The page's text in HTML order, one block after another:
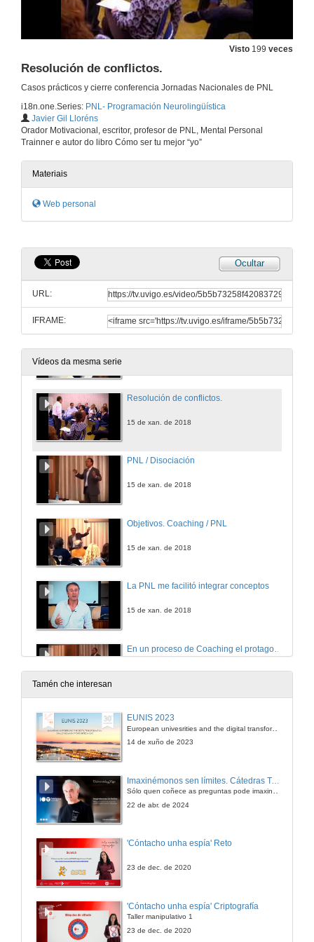
Visto 199 veces
Resolución de conflictos.
Casos prácticos y cierre conferencia Jornadas Nacionales de PNL
i18n.one.Series: PNL- Programación Neurolingüística
Javier Gil Lloréns
Orador Motivacional, escritor, profesor de PNL, Mental Personal
Trainner e autor do libro Cómo ser tu mejor “yo”
Materiais
Web personal
Ocultar
URL:
IFRAME:
Vídeos da mesma serie
PNL / El mapa no es el territorio.
Ventas y PNL
15 de xan. de 2018
PNL. Resolución de conflictos / Posiciones perceptivas.
15 de xan. de 2018
El coach te reta a pensar un poco más allá…
Resolución de conflictos.
15 de xan. de 2018
PNL / Disociación
15 de xan. de 2018
Objetivos. Coaching / PNL
15 de xan. de 2018
La PNL me facilitó integrar conceptos
15 de xan. de 2018
15 de xan. de 2018
PNL / Visual, auditivo y kinestésico
Tamén che interesan
EUNIS 2023
European univesrities and the digital transformation: challenges and opportunities ahead
14 de xuño de 2023
Imaxinémonos sen límites. Cátedras Telefónica
Sólo quen coñece as preguntas pode imaxinar novas respostas
22 de abr. de 2024
'Cóntacho unha espía' Reto
23 de dec. de 2020
'Cóntacho unha espía' Criptografía
Taller manipulativo 1
23 de dec. de 2020